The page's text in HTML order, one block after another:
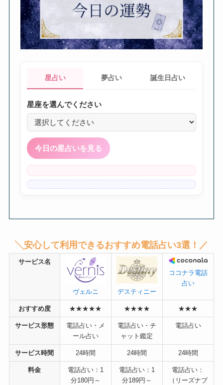
星占い 夢占い 誕生日占い
星座を選んでください
今日の星占いを見る
╲安心して利用できるおすすめ電話占い3選！／
サービス名
ヴェルニ デスティニー
ココナラ電話
占い
おすすめ度 ★★★★★ ★★★★ ★★★
サービス形態
電話占い・メ
ール占い
電話占い・チ
ャット鑑定
電話占い
サービス時間 24時間 24時間 24時間
料金
電話占い：1
分180円～
電話占い：1
分189円～
電話占い：
（リーズナブ